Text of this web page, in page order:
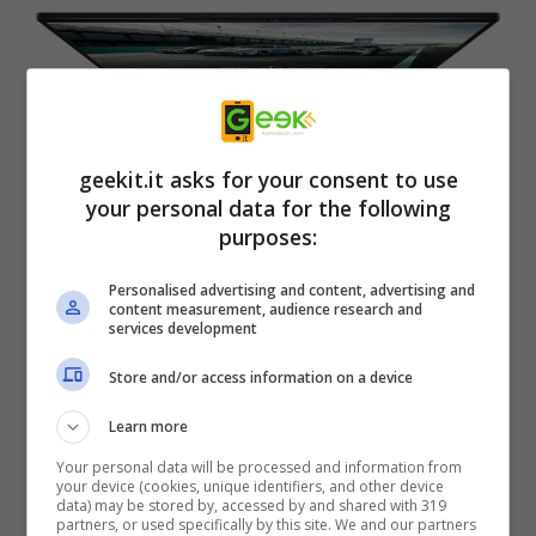
Proprio come le auto sportive della casa
Stealth 16 Mercedes-AMG
Motorsportsi distingue anche per le
prestazioni allo stato dell’arte.
I notebook della lineaMSI Stealth 16
Mercedes-AMG Motorsportsono, infatti,
geekit.it asks for your consent to use
your personal data for the following
purposes:
Personalised advertising and content, advertising and
content measurement, audience research and
services development
Store and/or access information on a device
Learn more
Your personal data will be processed and information from
your device (cookies, unique identifiers, and other device
data) may be stored by, accessed by and shared with 319
partners, or used specifically by this site. We and our partners